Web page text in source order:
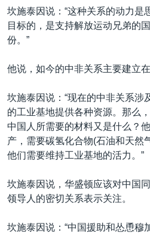
坎施泰因说：“这种关系的动力是
目标的，是支持解放运动兄弟的
份。”
他说，如今的中非关系主要建立在
坎施泰因说：“现在的中非关系涉
的工业基地提供各种资源。那么
中国人所需要的材料又是什么？
产，需要碳氢化合物(石油和天然
他们需要维持工业基地的活力。”
坎施泰因说，华盛顿应该对中国
领导人的密切关系表示关注。
坎施泰因说：“中国援助和怂恿穆